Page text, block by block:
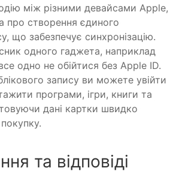
між різними девайсами Apple,
про створення єдиного
що забезпечує синхронізацію.
одного гаджета, наприклад
одно не обійтися без Apple ID.
запису ви можете увійти
програми, ігри, книги та
дані картки швидко
та відповіді